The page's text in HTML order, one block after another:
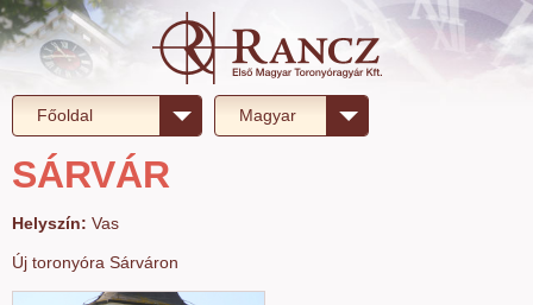
Főoldal Magyar
SÁRVÁR
Helyszín: Vas
Új toronyóra Sárváron